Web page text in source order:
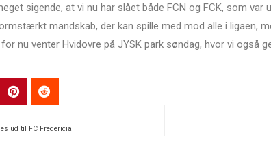
sigende, at vi nu har slået både FCN og FCK, som var
mandskab, der kan spille med mod alle i ligaen,
nu venter Hvidovre på JYSK park søndag, hvor vi også
ud til FC Fredericia